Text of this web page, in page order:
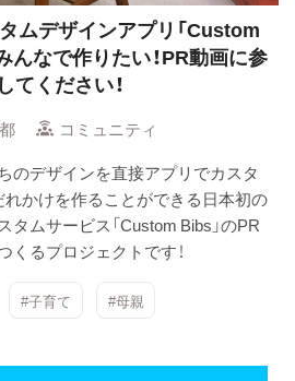
ムデザインアプリ「Custom
んなで作りたい！PR動画に参
てください！
コミュニティ
のデザインを直接アプリでカスタ
れかけを作ることができる日本初の
ムサービス「Custom Bibs」のPR
るプロジェクトです！
#子育て #母親